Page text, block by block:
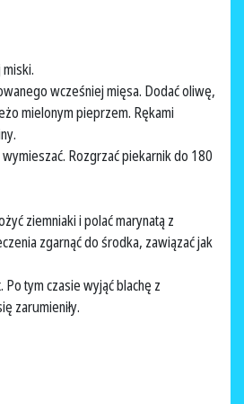
wcześniej mięsa. Dodać oliwę,
mielonym pieprzem. Rękami
Rozgrzać piekarnik do 180
ziemniaki i polać marynatą z
zgarnąć do środka, zawiązać jak
tym czasie wyjąć blachę z
zarumieniły.